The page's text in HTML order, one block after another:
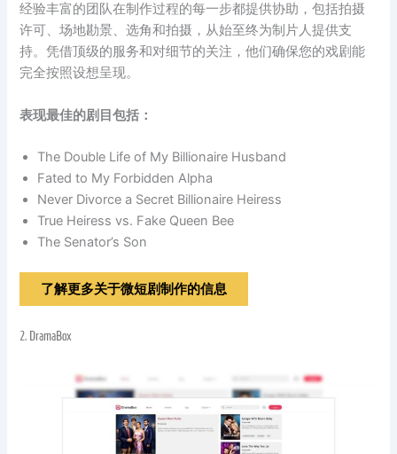
经验丰富的团队在制作过程的每一步都提供协助，包括拍摄
许可、场地勘景、选角和拍摄，从始至终为制片人提供支
持。凭借顶级的服务和对细节的关注，他们确保您的戏剧能
完全按照设想呈现。
表现最佳的剧目包括：
The Double Life of My Billionaire Husband
Fated to My Forbidden Alpha
Never Divorce a Secret Billionaire Heiress
True Heiress vs. Fake Queen Bee
The Senator’s Son
了解更多关于微短剧制作的信息
2. DramaBox